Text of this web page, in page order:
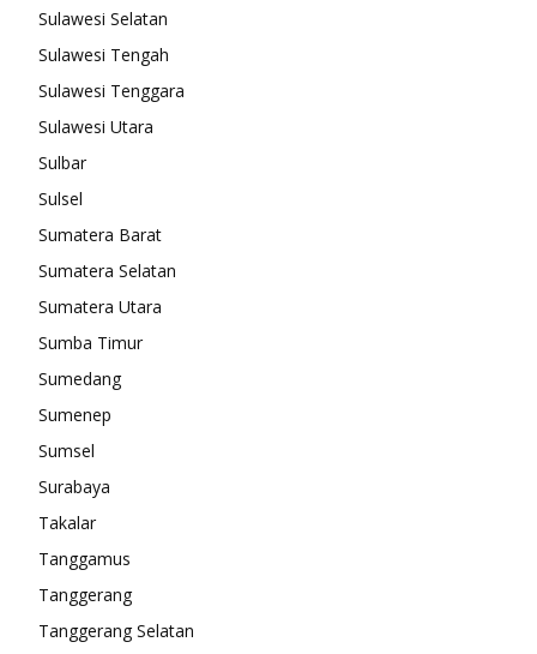
Sulawesi Selatan
Sulawesi Tengah
Sulawesi Tenggara
Sulawesi Utara
Sulbar
Sulsel
Sumatera Barat
Sumatera Selatan
Sumatera Utara
Sumba Timur
Sumedang
Sumenep
Sumsel
Surabaya
Takalar
Tanggamus
Tanggerang
Tanggerang Selatan